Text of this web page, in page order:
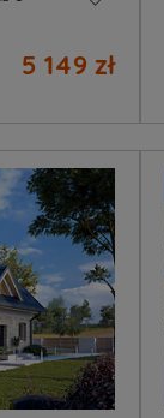
5 149 zł